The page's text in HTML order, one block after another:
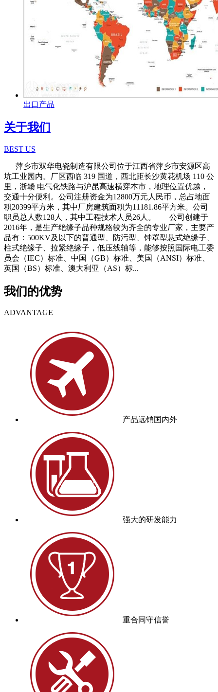
出口产品
关于我们
BEST US
萍乡市双华电瓷制造有限公司位于江西省萍乡市安源区高
坑工业园内。厂区西临 319 国道，西北距长沙黄花机场 110 公
里，浙赣 电气化铁路与沪昆高速横穿本市，地理位置优越，
交通十分便利。公司注册资金为12800万元人民币，总占地面
积20399平方米，其中厂房建筑面积为11181.86平方米。公司
职员总人数128人，其中工程技术人员26人。 公司创建于
2016年，是生产绝缘子品种规格较为齐全的专业厂家，主要产
品有：500KV及以下的普通型、防污型、钟罩型悬式绝缘子、
柱式绝缘子、拉紧绝缘子，低压线轴等，能够按照国际电工委
员会（IEC）标准、中国（GB）标准、美国（ANSI）标准、
英国（BS）标准、澳大利亚（AS）标...
我们的优势
ADVANTAGE
产品远销国内外
强大的研发能力
重合同守信誉